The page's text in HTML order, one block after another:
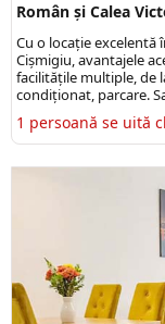
Român și Calea
Cu o locație excelentă
Cișmigiu, avantajele
facilitățile multiple, de
condiționat, parcare.
1 persoană se uită